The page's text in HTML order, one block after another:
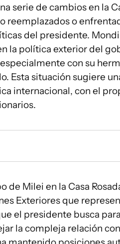
serie de cambios en la
reemplazados o
del presidente.
la política exterior del
con su
Esta situación sugiere
internacional, con el
de Milei en la Casa
Exteriores que
el presidente busca
la compleja relación